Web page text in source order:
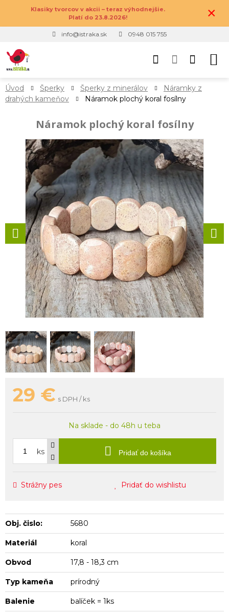
Klasiky tvorcov v akcii – teraz výhodnejšie.
Platí do 23.8.2026!
×
info@istraka.sk 0948 015 755
Úvod Šperky Šperky z minerálov
Náramky z
drahých kameňov
Náramok plochý koral fosílny
Náramok plochý koral fosílny
29 € s DPH / ks
Na sklade - do 48h u teba
ks Pridať do košíka
Strážny pes Pridať do wishlistu
Obj. čislo: 5680
Materiál koral
Obvod 17,8 - 18,3 cm
Typ kameňa prírodný
Balenie balíček = 1ks